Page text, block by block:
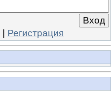
| Регистрация